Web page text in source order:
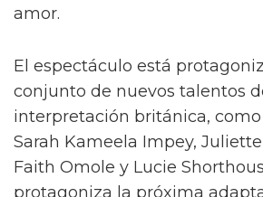
amor.
El espectáculo está
conjunto de nuevos talentos
interpretación británica, como
Sarah Kameela Impey,
Faith Omole y Lucie
protagoniza la próxima